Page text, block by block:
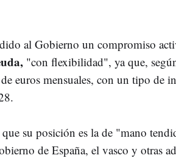
al Gobierno un compromiso
"con flexibilidad", ya que,
euros mensuales, con un tipo de
su posición es la de "mano
de España, el vasco y otras